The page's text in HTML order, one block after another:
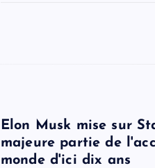
Elon Musk mise sur
majeure partie de
monde d'ici dix ans